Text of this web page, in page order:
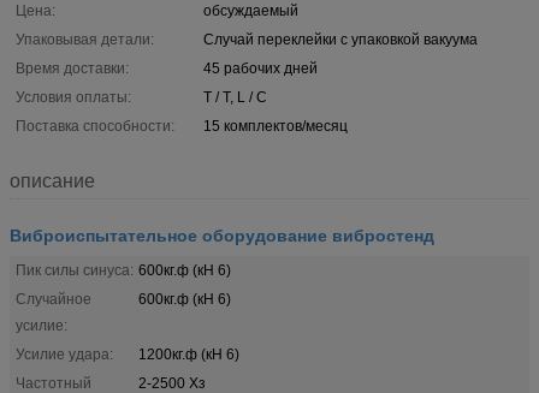
Цена:
обсуждаемый
Упаковывая детали:
Случай переклейки с упаковкой вакуума
Время доставки:
45 рабочих дней
Условия оплаты:
T / T, L / C
Поставка способности:
15 комплектов/месяц
описание
Виброиспытательное оборудование вибростенд
Пик силы синуса: 600кг.ф (кН 6)
Случайное
усилие:
600кг.ф (кН 6)
Усилие удара:
1200кг.ф (кН 6)
Частотный
2-2500 Хз